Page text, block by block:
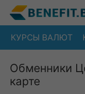
КУРСЫ ВАЛЮТ
Обменники
карте